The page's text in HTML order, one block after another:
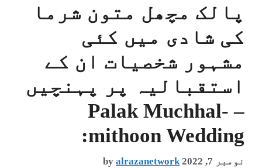
پالک مچھل متون شرما
کی شادی میں کئی
مشہور شخصیات ان کے
استقبالیہ پر پہنچیں
– Palak Muchhal-
mithoon Wedding:
نومبر 7, 2022 by alrazanetwork